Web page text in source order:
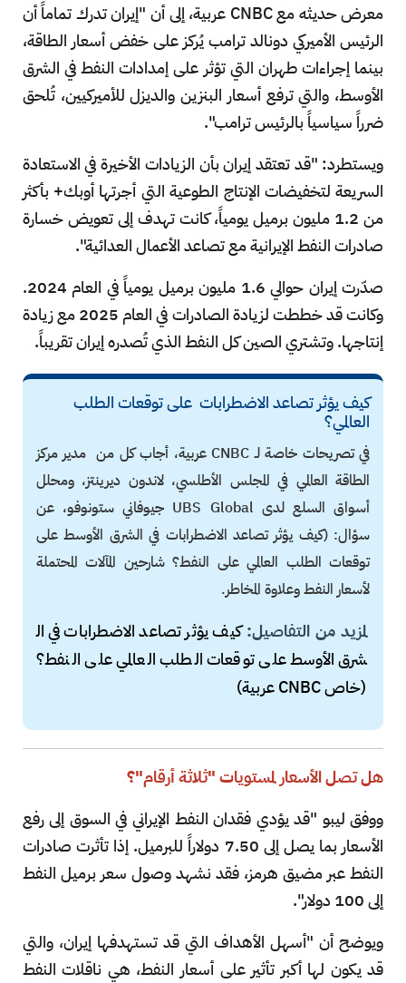
معرض حديثه مع CNBC عربية، إلى أن "إيران تدرك تماماً أن
الرئيس الأميركي دونالد ترامب يُركز على خفض أسعار الطاقة،
بينما إجراءات طهران التي تؤثر على إمدادات النفط في الشرق
الأوسط، والتي ترفع أسعار البنزين والديزل للأميركيين، تُلحق
ضرراً سياسياً بالرئيس ترامب".
ويستطرد: "قد تعتقد إيران بأن الزيادات الأخيرة في الاستعادة
السريعة لتخفيضات الإنتاج الطوعية التي أجرتها أوبك+ بأكثر
من 1.2 مليون برميل يومياً، كانت تهدف إلى تعويض خسارة
صادرات النفط الإيرانية مع تصاعد الأعمال العدائية".
صدّرت إيران حوالي 1.6 مليون برميل يومياً في العام 2024.
وكانت قد خططت لزيادة الصادرات في العام 2025 مع زيادة
إنتاجها. وتشتري الصين كل النفط الذي تُصدره إيران تقريباً.
كيف يؤثر تصاعد الاضطرابات على توقعات الطلب
العالمي؟
في تصريحات خاصة لـ CNBC عربية، أجاب كل من مدير مركز
الطاقة العالمي في المجلس الأطلسي، لاندون ديرينتز، ومحلل
أسواق السلع لدى UBS Global جيوفاني ستونوفو، عن
سؤال: (كيف يؤثر تصاعد الاضطرابات في الشرق الأوسط على
توقعات الطلب العالمي على النفط؟ شارحين المآلات المحتملة
لأسعار النفط وعلاوة المخاطر.
لمزيد من التفاصيل:كيف يؤثر تصاعد الاضطرابات في ال
شرق الأوسط على توقعات الطلب العالمي على النفط؟
(خاص CNBC عربية)
هل تصل الأسعار لمستويات "ثلاثة أرقام"؟
ووفق ليبو "قد يؤدي فقدان النفط الإيراني في السوق إلى رفع
الأسعار بما يصل إلى 7.50 دولاراً للبرميل. إذا تأثرت صادرات
النفط عبر مضيق هرمز، فقد نشهد وصول سعر برميل النفط
إلى 100 دولار".
ويوضح أن "أسهل الأهداف التي قد تستهدفها إيران، والتي
قد يكون لها أكبر تأثير على أسعار النفط، هي ناقلات النفط